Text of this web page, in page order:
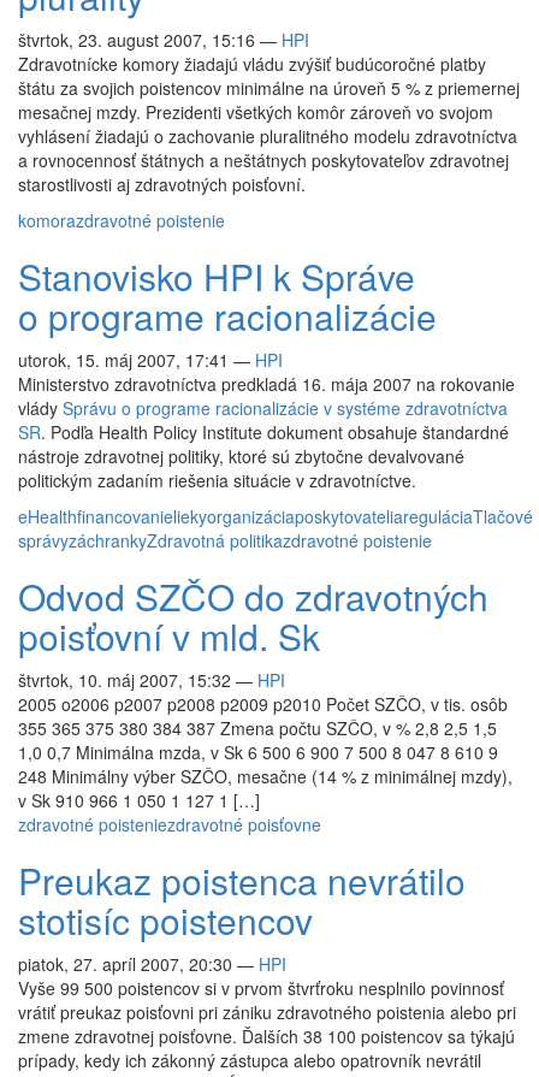
štvrtok, 23. august 2007, 15:16 — HPI
Zdravotnícke komory žiadajú vládu zvýšiť budúcoročné platby
štátu za svojich poistencov minimálne na úroveň 5 % z priemernej
mesačnej mzdy. Prezidenti všetkých komôr zároveň vo svojom
vyhlásení žiadajú o zachovanie pluralitného modelu zdravotníctva
a rovnocennosť štátnych a neštátnych poskytovateľov zdravotnej
starostlivosti aj zdravotných poisťovní.
komorazdravotné poistenie
Stanovisko HPI k Správe
o programe racionalizácie
utorok, 15. máj 2007, 17:41 — HPI
Ministerstvo zdravotníctva predkladá 16. mája 2007 na rokovanie
vlády Správu o programe racionalizácie v systéme zdravotníctva
SR. Podľa Health Policy Institute dokument obsahuje štandardné
nástroje zdravotnej politiky, ktoré sú zbytočne devalvované
politickým zadaním riešenia situácie v zdravotníctve.
eHealthfinancovanieliekyorganizáciaposkytovateliareguláciaTlačové
správyzáchrankyZdravotná politikazdravotné poistenie
Odvod SZČO do zdravotných
poisťovní v mld. Sk
štvrtok, 10. máj 2007, 15:32 — HPI
2005 o2006 p2007 p2008 p2009 p2010 Počet SZČO, v tis. osôb
355 365 375 380 384 387 Zmena počtu SZČO, v % 2,8 2,5 1,5
1,0 0,7 Minimálna mzda, v Sk 6 500 6 900 7 500 8 047 8 610 9
248 Minimálny výber SZČO, mesačne (14 % z minimálnej mzdy),
v Sk 910 966 1 050 1 127 1 […]
zdravotné poisteniezdravotné poisťovne
Preukaz poistenca nevrátilo
stotisíc poistencov
piatok, 27. apríl 2007, 20:30 — HPI
Vyše 99 500 poistencov si v prvom štvrťroku nesplnilo povinnosť
vrátiť preukaz poisťovni pri zániku zdravotného poistenia alebo pri
zmene zdravotnej poisťovne. Ďalších 38 100 poistencov sa týkajú
prípady, kedy ich zákonný zástupca alebo opatrovník nevrátil